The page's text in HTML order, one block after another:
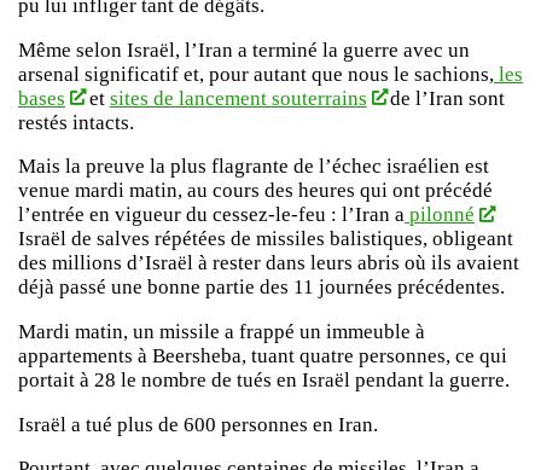
pu lui infliger tant de dégâts.
Même selon Israël, l’Iran a terminé la guerre avec un
arsenal significatif et, pour autant que nous le sachions, les
bases
et sites de lancement souterrains
de l’Iran sont
restés intacts.
Mais la preuve la plus flagrante de l’échec israélien est
venue mardi matin, au cours des heures qui ont précédé
l’entrée en vigueur du cessez-le-feu : l’Iran a pilonné
Israël de salves répétées de missiles balistiques, obligeant
des millions d’Israël à rester dans leurs abris où ils avaient
déjà passé une bonne partie des 11 journées précédentes.
Mardi matin, un missile a frappé un immeuble à
appartements à Beersheba, tuant quatre personnes, ce qui
portait à 28 le nombre de tués en Israël pendant la guerre.
Israël a tué plus de 600 personnes en Iran.